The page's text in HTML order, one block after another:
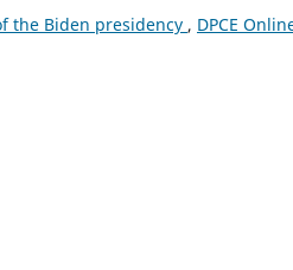
the Biden presidency , DPCE